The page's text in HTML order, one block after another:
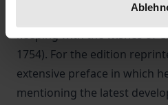
Wolff, Gesammelte Werke,
keeping with the wishes of
1754). For the edition
extensive preface in which
mentioning the latest